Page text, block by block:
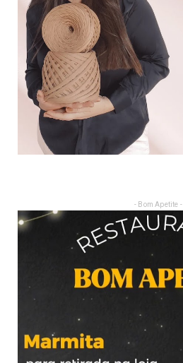
- Bom Apetite -